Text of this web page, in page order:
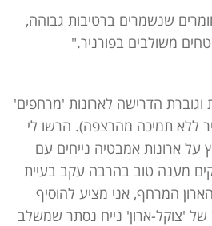
שנשמרים ברטיבות גבוהה,
משולבים בפורניר."
וגוברת הדרישה לארונות 'מרחפים'
ללא תמיכה מהרצפה). הרשו לי
על ארונות אמבטיה נייחים עם
מענה טוב בהרבה עקב בעיית
המרחף, אני מציע להוסיף
'צוקל-ארון' נייח נסתר שמשלב